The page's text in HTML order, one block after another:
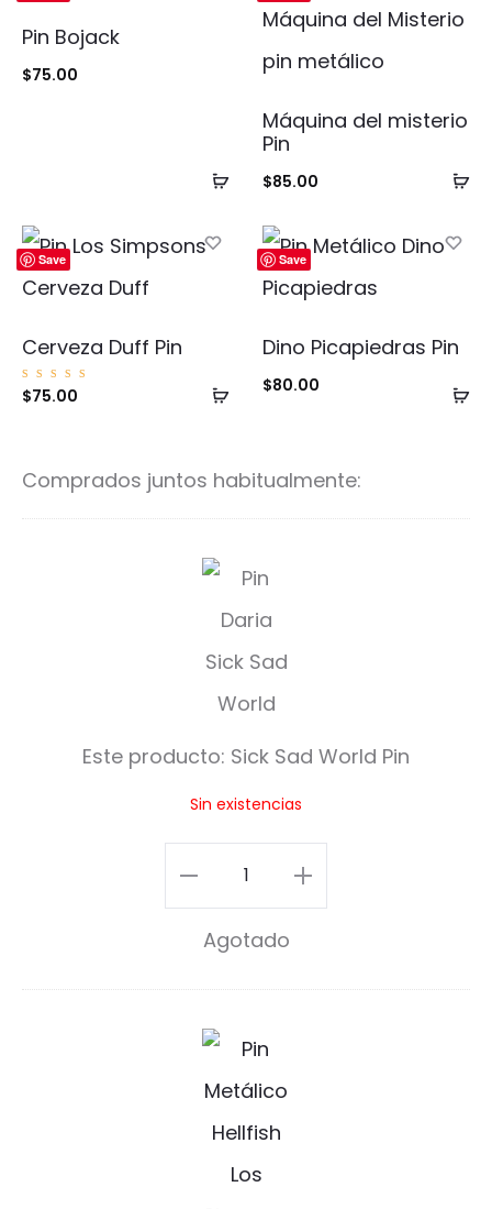
Añadir
carrito
Pin Bojack
$75.00
Máquina del misterio
Pin
$85.00
Save
Añadir
Cerveza Duff Pin
Valorad
o con
$75.00
Save
Dino Picapiedras Pin
$80.00
Comprados juntos habitualmente:
S
i
c
k
d
o
r
l
Este producto: Sick Sad World Pin
Sin existencias
Sick
Sad
World
Pin
cantidad
Agotado
H
e
l
l